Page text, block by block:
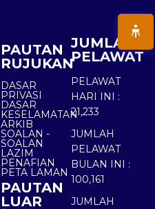
PAUTAN
RUJUKAN
DASAR
PRIVASI
DASAR
KESELAMATAN
ARKIB
SOALAN -
SOALAN
LAZIM
PENAFIAN
PETA LAMAN
PAUTAN
LUAR
JUMLAH
PELAWAT
PELAWAT
HARI INI :
21,233
JUMLAH
PELAWAT
BULAN INI :
100,161
JUMLAH